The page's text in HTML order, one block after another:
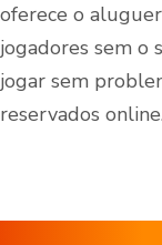
oferece o
jogadores sem o
jogar sem
reservados